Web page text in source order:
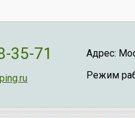
35-71
Адрес:
Режим